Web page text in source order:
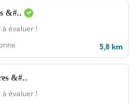
&#..
évaluer !
5,8 km
&#..
évaluer !